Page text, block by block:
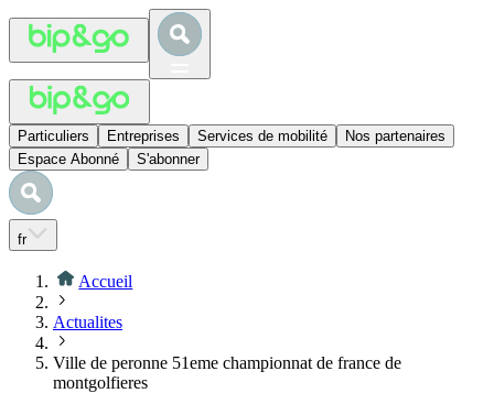
Particuliers Entreprises Services de mobilité
Nos partenaires
Espace Abonné
S'abonner
fr
Accueil
Actualites
Ville de peronne 51eme championnat de france de
montgolfieres